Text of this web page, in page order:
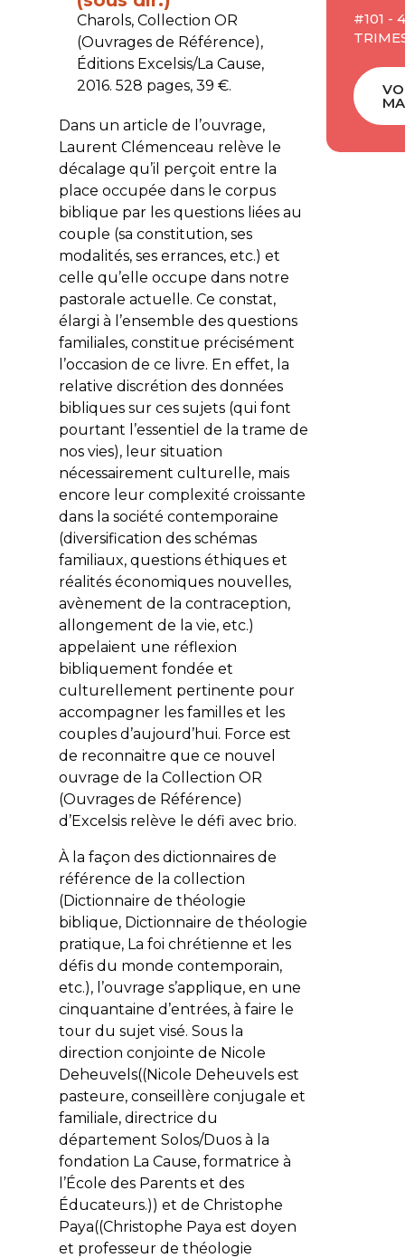
Charols, Collection OR
(Ouvrages de Référence),
Éditions Excelsis/La Cause,
2016. 528 pages, 39 €.
Dans un article de l’ouvrage,
Laurent Clémenceau relève le
décalage qu’il perçoit entre la
place occupée dans le corpus
biblique par les questions liées au
couple (sa constitution, ses
modalités, ses errances, etc.) et
celle qu’elle occupe dans notre
pastorale actuelle. Ce constat,
élargi à l’ensemble des questions
familiales, constitue précisément
l’occasion de ce livre. En effet, la
relative discrétion des données
bibliques sur ces sujets (qui font
pourtant l’essentiel de la trame de
nos vies), leur situation
nécessairement culturelle, mais
encore leur complexité croissante
dans la société contemporaine
(diversification des schémas
familiaux, questions éthiques et
réalités économiques nouvelles,
avènement de la contraception,
allongement de la vie, etc.)
appelaient une réflexion
bibliquement fondée et
culturellement pertinente pour
accompagner les familles et les
couples d’aujourd’hui. Force est
de reconnaitre que ce nouvel
ouvrage de la Collection OR
(Ouvrages de Référence)
d’Excelsis relève le défi avec brio.
À la façon des dictionnaires de
référence de la collection
(Dictionnaire de théologie
biblique, Dictionnaire de théologie
pratique, La foi chrétienne et les
défis du monde contemporain,
etc.), l’ouvrage s’applique, en une
cinquantaine d’entrées, à faire le
tour du sujet visé. Sous la
direction conjointe de Nicole
Deheuvels((Nicole Deheuvels est
pasteure, conseillère conjugale et
familiale, directrice du
département Solos/Duos à la
fondation La Cause, formatrice à
l’École des Parents et des
Éducateurs.)) et de Christophe
Paya((Christophe Paya est doyen
et professeur de théologie
#101 -